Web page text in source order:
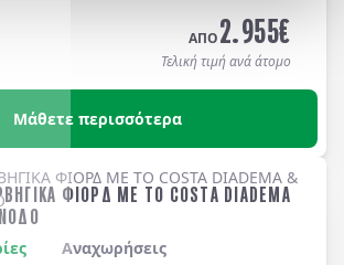
. Διαμονή σε
ΑΠΟ2.955€
Τελική τιμή ανά άτομο
Μάθετε περισσότερα
ΦΙΟΡΔ ΜΕ ΤΟ COSTA DIADEMA
Αναχωρήσεις